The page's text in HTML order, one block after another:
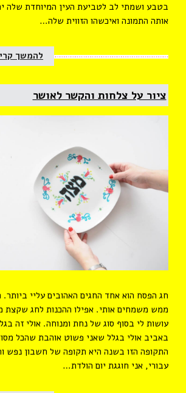
בטבע ושמתי לב לטביעת העין המיוחדת שלה
אותה התמונה ואיכשהו הזווית שלה…
להמשך
ציור על צלחות והקשר לאושר
חג הפסח הוא אחד החגים האהובים עליי ביותר.
ממש משמחים אותי. אפילו ההכנות לחג שקצת
עושות לי בסוף סוג של נחת ומנוחה. אולי זה
באביב אולי בגלל שאני פשוט אוהבת שהכל
התקופה הזו בשנה היא תקופה של חשבון נפש
עבורי, אני חוגגת יום הולדת…